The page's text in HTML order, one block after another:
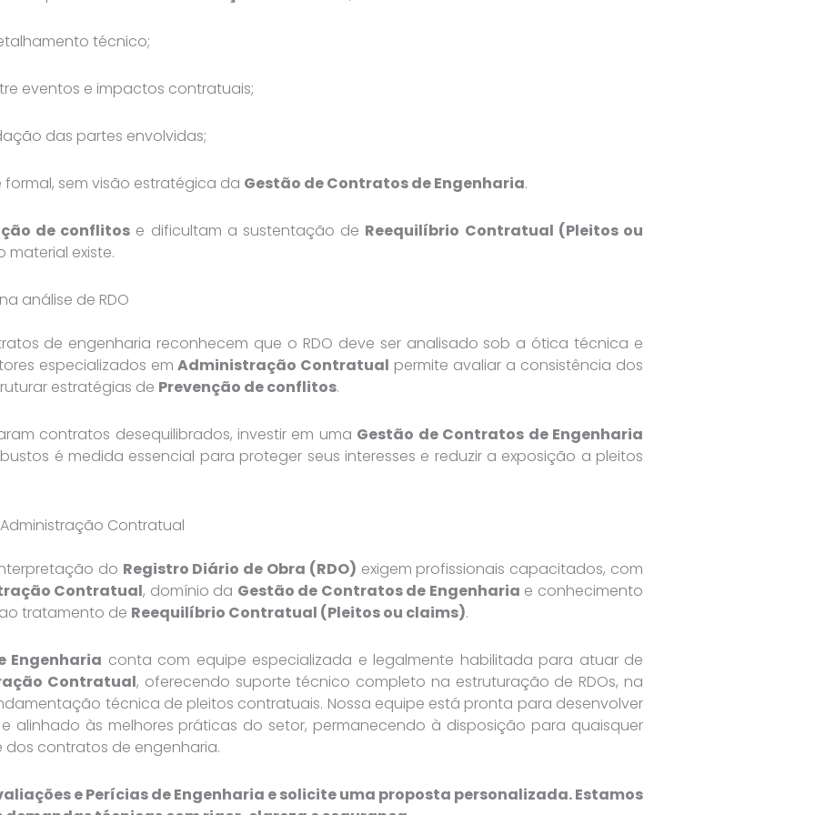
técnico;
eventos e impactos contratuais;
das partes envolvidas;
sem visão estratégica da Gestão de Contratos de Engenharia.
de conflitos e dificultam a sustentação de Reequilíbrio Contratual (Pleitos ou
material existe.
análise de RDO
de engenharia reconhecem que o RDO deve ser analisado sob a ótica técnica e
especializados emAdministração Contratual permite avaliar a consistência dos
estratégias de Prevenção de conflitos.
contratos desequilibrados, investir em uma Gestão de Contratos de Engenharia
é medida essencial para proteger seus interesses e reduzir a exposição a pleitos
Contratual
do Registro Diário de Obra (RDO) exigem profissionais capacitados, com
Contratual, domínio da Gestão de Contratos de Engenharia e conhecimento
tratamento de Reequilíbrio Contratual (Pleitos ou claims).
Engenharia conta com equipe especializada e legalmente habilitada para atuar de
Contratual, oferecendo suporte técnico completo na estruturação de RDOs, na
técnica de pleitos contratuais. Nossa equipe está pronta para desenvolver
alinhado às melhores práticas do setor, permanecendo à disposição para quaisquer
contratos de engenharia.
e Perícias de Engenharia e solicite uma proposta personalizada. Estamos